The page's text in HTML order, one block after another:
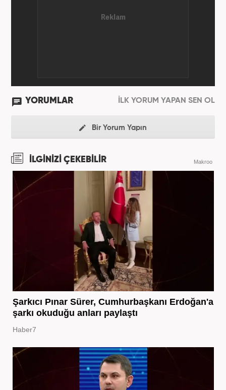
YORUMLAR İLK YORUM YAPAN SEN OL
Bir Yorum Yapın
İLGİNİZİ ÇEKEBİLİR Makroo
Şarkıcı Pınar Sürer, Cumhurbaşkanı Erdoğan'a
şarkı okuduğu anları paylaştı
Haber7